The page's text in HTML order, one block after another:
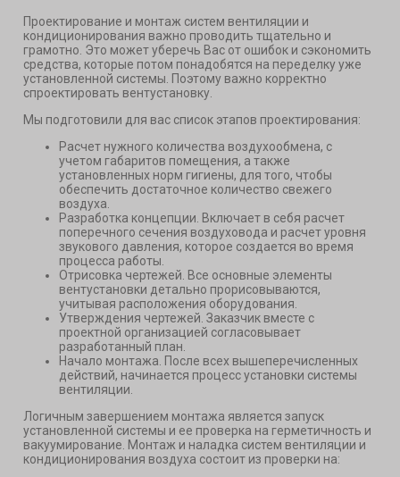
Проектирование и монтаж систем вентиляции и
кондиционирования важно проводить тщательно и
грамотно. Это может уберечь Вас от ошибок и сэкономить
средства, которые потом понадобятся на переделку уже
установленной системы. Поэтому важно корректно
спроектировать вентустановку.
Мы подготовили для вас список этапов проектирования:
Расчет нужного количества воздухообмена, с
учетом габаритов помещения, а также
установленных норм гигиены, для того, чтобы
обеспечить достаточное количество свежего
воздуха.
Разработка концепции. Включает в себя расчет
поперечного сечения воздуховода и расчет уровня
звукового давления, которое создается во время
процесса работы.
Отрисовка чертежей. Все основные элементы
вентустановки детально прорисовываются,
учитывая расположения оборудования.
Утверждения чертежей. Заказчик вместе с
проектной организацией согласовывает
разработанный план.
Начало монтажа. После всех вышеперечисленных
действий, начинается процесс установки системы
вентиляции.
Логичным завершением монтажа является запуск
установленной системы и ее проверка на герметичность и
вакуумирование. Монтаж и наладка систем вентиляции и
кондиционирования воздуха состоит из проверки на: